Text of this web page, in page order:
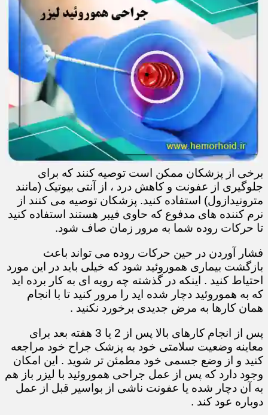
برخی از پزشکان ممکن است توصیه کنند که برای
جلوگیری از عفونت و کاهش درد ، از آنتی بیوتیک (مانند
مترونیدازول) استفاده کنید. پزشکان توصیه می کنند از
نرم کننده های مدفوع که حاوی فیبر هستند استفاده کنید
تا حرکات روده شما به مرور زمان صاف شود.
فشار آوردن در حین حرکات روده می تواند باعث
بازگشت بیماری هموروئید شود که خیلی باید در این مورد
احتیاط کنید . اینکه در گذشته چه رویه ای به کار برده اید
که به هموروئید دچار شده اید را مرور کنید تا با انجام
همان کارها به مرض جدیدی برخورد نکنید .
پس از انجام کارهای بالا پس از 2 یا 3 هفته بعد برای
معاینه وضعیت سلامتی خود به پزشک جراح خود مراجعه
کنید و از وضع جسمی خود مطمئن تر شوید . این امکان
وجود دارد که پس از عمل جراحی هموروئید با لیزر باز هم
به آن دچار شده یا عفونت ناشی از بواسیر قبل از عمل
دوباره عود کند .